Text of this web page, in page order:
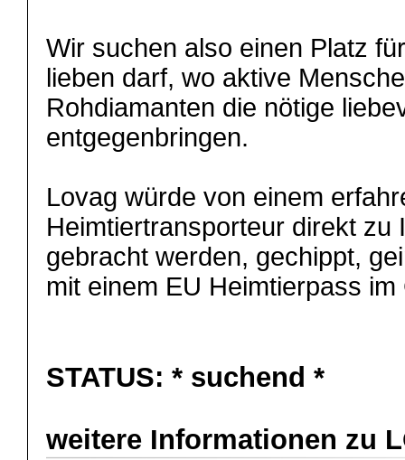
Wir suchen also einen Platz
lieben darf, wo aktive
Rohdiamanten die nötige
entgegenbringen.
Lovag würde von einem
Heimtiertransporteur direkt zu
gebracht werden, gechippt,
mit einem EU Heimtierpass
STATUS: * suchend *
weitere Informationen zu